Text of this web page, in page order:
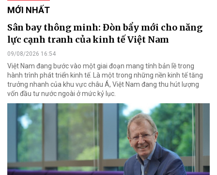
MỚI NHẤT
Sân bay thông minh: Đòn bẩy mới cho năng
lực cạnh tranh của kinh tế Việt Nam
09/08/2026 16:54
Việt Nam đang bước vào một giai đoạn mang tính bản lề trong
hành trình phát triển kinh tế. Là một trong những nền kinh tế tăng
trưởng nhanh của khu vực châu Á, Việt Nam đang thu hút lượng
vốn đầu tư nước ngoài ở mức kỷ lục.